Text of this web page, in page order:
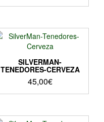
SILVERMAN-
TENEDORES-CERVEZA
45,00€